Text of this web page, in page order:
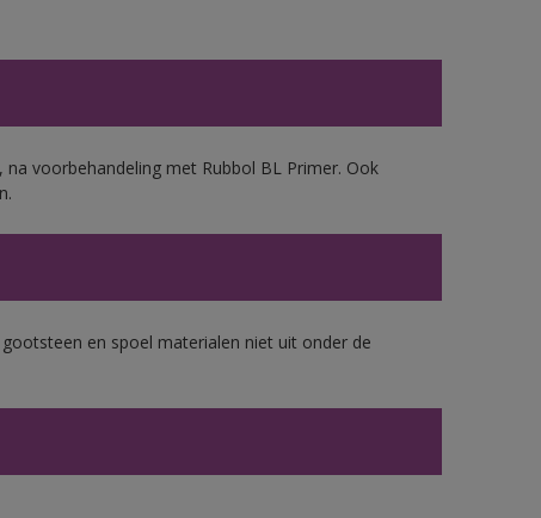
voorbehandeling met Rubbol BL Primer. Ook
en spoel materialen niet uit onder de